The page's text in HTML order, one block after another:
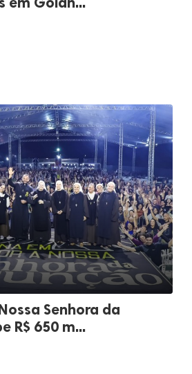
Senhora da
R$ 650 m...